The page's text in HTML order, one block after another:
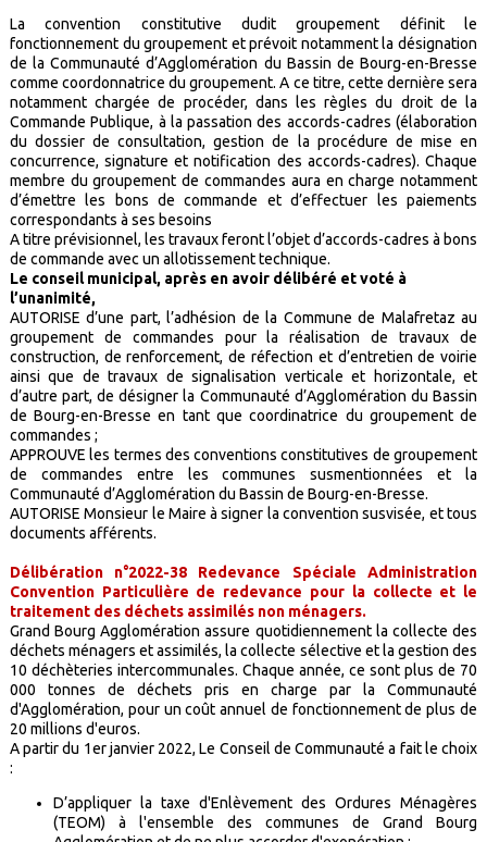
La convention constitutive dudit groupement définit le
fonctionnement du groupement et prévoit notamment la désignation
de la Communauté d’Agglomération du Bassin de Bourg-en-Bresse
comme coordonnatrice du groupement. A ce titre, cette dernière sera
notamment chargée de procéder, dans les règles du droit de la
Commande Publique, à la passation des accords-cadres (élaboration
du dossier de consultation, gestion de la procédure de mise en
concurrence, signature et notification des accords-cadres). Chaque
membre du groupement de commandes aura en charge notamment
d’émettre les bons de commande et d’effectuer les paiements
correspondants à ses besoins
A titre prévisionnel, les travaux feront l’objet d’accords-cadres à bons
de commande avec un allotissement technique.
Le conseil municipal, après en avoir délibéré et voté à
l’unanimité,
AUTORISE d’une part, l’adhésion de la Commune de Malafretaz au
groupement de commandes pour la réalisation de travaux de
construction, de renforcement, de réfection et d’entretien de voirie
ainsi que de travaux de signalisation verticale et horizontale, et
d’autre part, de désigner la Communauté d’Agglomération du Bassin
de Bourg-en-Bresse en tant que coordinatrice du groupement de
commandes ;
APPROUVE les termes des conventions constitutives de groupement
de commandes entre les communes susmentionnées et la
Communauté d’Agglomération du Bassin de Bourg-en-Bresse.
AUTORISE Monsieur le Maire à signer la convention susvisée, et tous
documents afférents.
Délibération n°2022-38 Redevance Spéciale Administration
Convention Particulière de redevance pour la collecte et le
traitement des déchets assimilés non ménagers.
Grand Bourg Agglomération assure quotidiennement la collecte des
déchets ménagers et assimilés, la collecte sélective et la gestion des
10 déchèteries intercommunales. Chaque année, ce sont plus de 70
000 tonnes de déchets pris en charge par la Communauté
d'Agglomération, pour un coût annuel de fonctionnement de plus de
20 millions d'euros.
A partir du 1er janvier 2022, Le Conseil de Communauté a fait le choix
:
D’appliquer la taxe d'Enlèvement des Ordures Ménagères
(TEOM) à l'ensemble des communes de Grand Bourg